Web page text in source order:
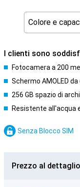
Colore e
I clienti sono
Fotocamera a 200
Schermo AMOLED da
256 GB spazio di
Resistente all'acqua
Senza Blocco SIM
Prezzo al dettaglio